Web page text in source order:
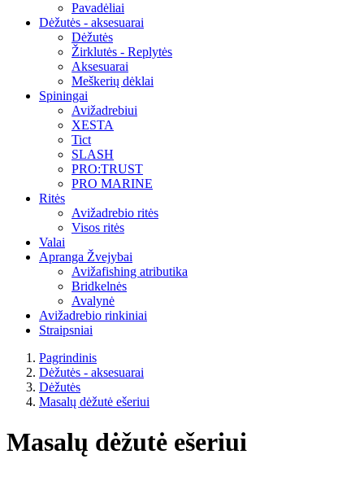
Pavadėliai
Dėžutės - aksesuarai
Dėžutės
Žirklutės - Replytės
Aksesuarai
Meškerių dėklai
Spiningai
Avižadrebiui
XESTA
Tict
SLASH
PRO:TRUST
PRO MARINE
Ritės
Avižadrebio ritės
Visos ritės
Valai
Apranga Žvejybai
Avižafishing atributika
Bridkelnės
Avalynė
Avižadrebio rinkiniai
Straipsniai
Pagrindinis
Dėžutės - aksesuarai
Dėžutės
Masalų dėžutė ešeriui
Masalų dėžutė ešeriui